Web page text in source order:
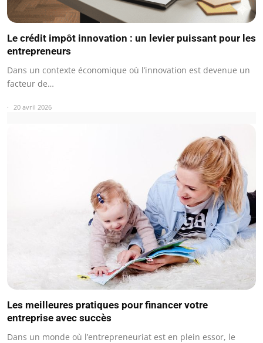
Le crédit impôt innovation : un levier puissant pour les
entrepreneurs
Dans un contexte économique où l’innovation est devenue un
facteur de…
20 avril 2026
Les meilleures pratiques pour financer votre
entreprise avec succès
Dans un monde où l’entrepreneuriat est en plein essor, le